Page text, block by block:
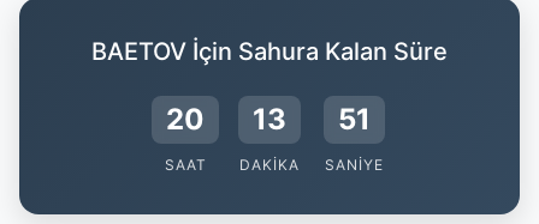
BAETOV İçin Sahura Kalan Süre
20
SAAT
13
DAKIKA
51
SANIYE